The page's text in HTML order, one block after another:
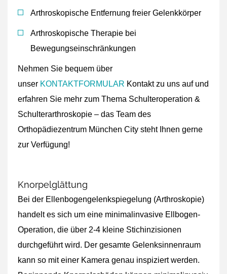
Arthroskopische Entfernung freier Gelenkkörper
Arthroskopische Therapie bei
Bewegungseinschränkungen
Nehmen Sie bequem über
unser KONTAKTFORMULAR Kontakt zu uns auf und
erfahren Sie mehr zum Thema Schulteroperation &
Schulterarthroskopie – das Team des
Orthopädiezentrum München City steht Ihnen gerne
zur Verfügung!
Knorpelglättung
Bei der Ellenbogengelenkspiegelung (Arthroskopie)
handelt es sich um eine minimalinvasive Ellbogen-
Operation, die über 2-4 kleine Stichinzisionen
durchgeführt wird. Der gesamte Gelenksinnenraum
kann so mit einer Kamera genau inspiziert werden.